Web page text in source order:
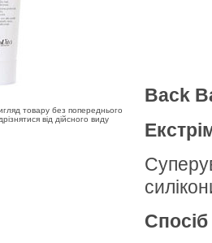
товару без попереднього
від дійсного виду
Back